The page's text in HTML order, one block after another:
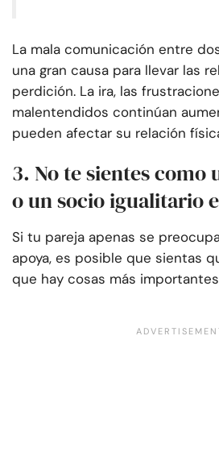
La mala comunicación entre
una gran causa para llevar las
perdición. La ira, las
malentendidos continúan
pueden afectar su relación
3. No te sientes
o un socio igualitario
Si tu pareja apenas se
apoya, es posible que sientas
que hay cosas más